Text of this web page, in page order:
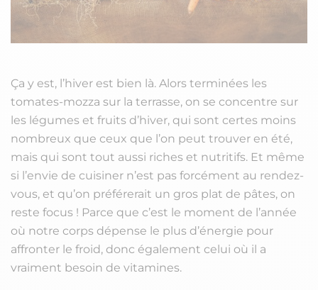
Ça y est, l’hiver est bien là. Alors terminées les
tomates-mozza sur la terrasse, on se concentre sur
les légumes et fruits d’hiver, qui sont certes moins
nombreux que ceux que l’on peut trouver en été,
mais qui sont tout aussi riches et nutritifs. Et même
si l’envie de cuisiner n’est pas forcément au rendez-
vous, et qu’on préférerait un gros plat de pâtes, on
reste focus ! Parce que c’est le moment de l’année
où notre corps dépense le plus d’énergie pour
affronter le froid, donc également celui où il a
vraiment besoin de vitamines.